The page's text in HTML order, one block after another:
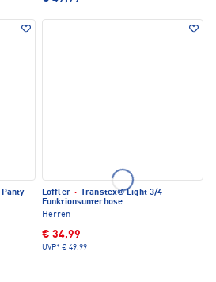
Löffler ·
Transtex® Light 3/4
Funktionsunterhose
Herren
€ 34,99
UVP* € 49,99